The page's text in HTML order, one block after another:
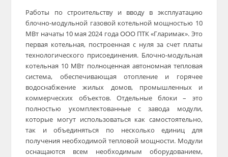
Работы по строительству и вводу в эксплуатацию
блочно-модульной газовой котельной мощностью 10
МВт начаты 10 мая 2024 года ООО ПТК «Гларимак». Это
первая котельная, построенная с нуля за счет платы
технологического присоединения. Блочно-модульная
котельная 10 МВт полноценная автономная тепловая
система, обеспечивающая отопление и горячее
водоснабжение жилых домов, промышленных и
коммерческих объектов. Отдельные блоки – это
полностью укомплектованные с завода модули,
которые могут использоваться как самостоятельно,
так и объединяться по несколько единиц для
получения необходимой тепловой мощности. Модули
оснащаются всем необходимым оборудованием,